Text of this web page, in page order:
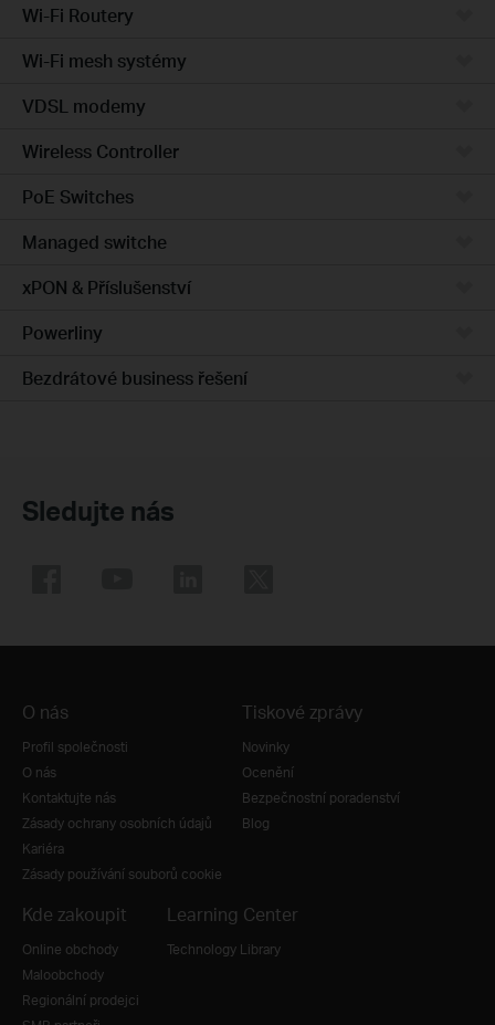
Wi-Fi Routery
Wi-Fi mesh systémy
VDSL modemy
Wireless Controller
PoE Switches
Managed switche
xPON & Příslušenství
Powerliny
Bezdrátové business řešení
Sledujte nás
O nás
Profil společnosti
O nás
Kontaktujte nás
Zásady ochrany osobních údajů
Kariéra
Zásady používání souborů cookie
Tiskové zprávy
Novinky
Ocenění
Bezpečnostní poradenství
Blog
Kde zakoupit
Online obchody
Maloobchody
Regionální prodejci
Learning Center
Technology Library